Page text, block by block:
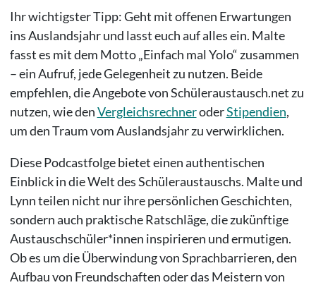
Ihr wichtigster Tipp: Geht mit offenen Erwartungen
ins Auslandsjahr und lasst euch auf alles ein. Malte
fasst es mit dem Motto „Einfach mal Yolo“ zusammen
– ein Aufruf, jede Gelegenheit zu nutzen. Beide
empfehlen, die Angebote von Schüleraustausch.net zu
nutzen, wie denVergleichsrechneroderStipendien,
um den Traum vom Auslandsjahr zu verwirklichen.
Diese Podcastfolge bietet einen authentischen
Einblick in die Welt des Schüleraustauschs. Malte und
Lynn teilen nicht nur ihre persönlichen Geschichten,
sondern auch praktische Ratschläge, die zukünftige
Austauschschüler*innen inspirieren und ermutigen.
Ob es um die Überwindung von Sprachbarrieren, den
Aufbau von Freundschaften oder das Meistern von